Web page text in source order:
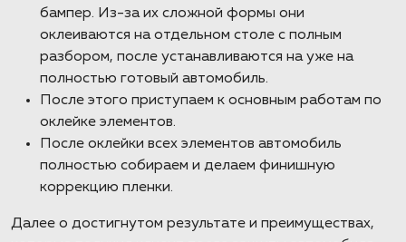
бампер. Из-за их сложной формы они
оклеиваются на отдельном столе с полным
разбором, после устанавливаются на уже на
полностью готовый автомобиль.
После этого приступаем к основным работам по
оклейке элементов.
После оклейки всех элементов автомобиль
полностью собираем и делаем финишную
коррекцию пленки.
Далее о достигнутом результате и преимуществах,